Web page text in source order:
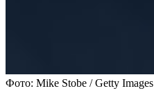
Фото: Mike Stobe / Getty Images